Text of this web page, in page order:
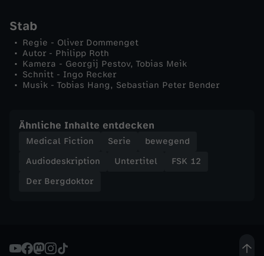
Stab
Regie - Oliver Dommenget
Autor - Philipp Roth
Kamera - Georgij Pestov, Tobias Meik
Schnitt - Ingo Recker
Musik - Tobias Hang, Sebastian Peter Bender
Ähnliche Inhalte entdecken
Medical Fiction Serie
bewegend
Audiodeskription
Untertitel
FSK 12
Der Bergdoktor